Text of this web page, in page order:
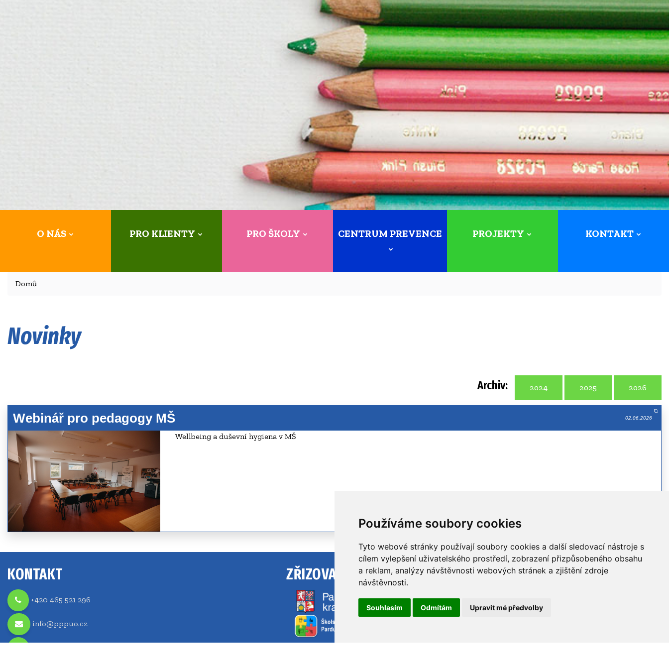
Používáme soubory cookies
Tyto webové stránky používají soubory cookies a další sledovací nástroje s
cílem vylepšení uživatelského prostředí, zobrazení přizpůsobeného obsahu
a reklam, analýzy návštěvnosti webových stránek a zjištění zdroje
návštěvnosti.
Souhlasím Odmítám Upravit mé předvolby
O NÁS PRO KLIENTY PRO ŠKOLY CENTRUM PREVENCE PROJEKTY KONTAKT
Domů
Novinky
Archiv: 2024 2025 2026
Webinář pro pedagogy MŠ 02.06.2026
Wellbeing a duševní hygiena v MŠ
KONTAKT
+420 465 521 296
info@pppuo.cz
ZŘIZOVATEL ODKAZY
Pardubický kraj